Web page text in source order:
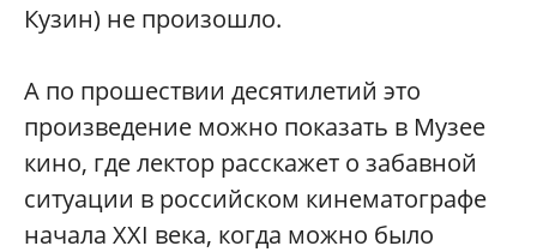
Кузин) не произошло.
А по прошествии десятилетий это
произведение можно показать в Музее
кино, где лектор расскажет о забавной
ситуации в российском кинематографе
начала XXI века, когда можно было